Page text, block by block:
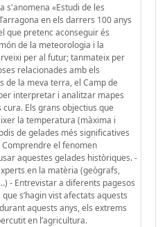
s'anomena «Estudi de les
en els darrers 100 anys
que pretenc aconseguir és
de la meteorologia i la
per al futur; tanmateix per
relacionades amb els
de la meva terra, el Camp de
interpretar i analitzar mapes
Els grans objectius que
la temperatura (màxima i
de gelades més significatives
el fenomen
aquestes gelades històriques. -
en la matèria (geògrafs,
- Entrevistar a diferents pagesos
s’hagin vist afectats aquests
aquests anys, els extrems
en l’agricultura.